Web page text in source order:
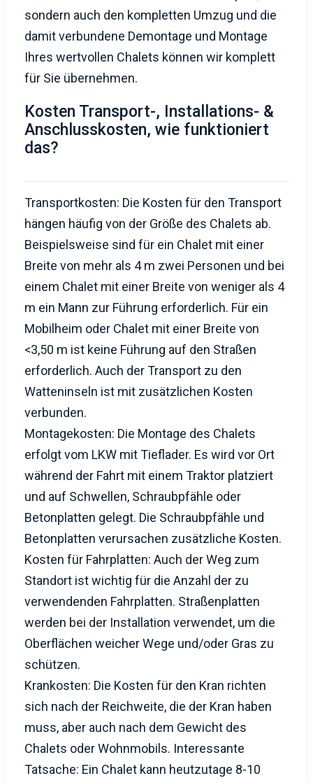
Ihres wertvollen Chalets können wir komplett
für Sie übernehmen.
Kosten Transport-, Installations- &
Anschlusskosten, wie funktioniert
das?
Transportkosten: Die Kosten für den Transport
hängen häufig von der Größe des Chalets ab.
Beispielsweise sind für ein Chalet mit einer
Breite von mehr als 4 m zwei Personen und bei
einem Chalet mit einer Breite von weniger als 4
m ein Mann zur Führung erforderlich. Für ein
Mobilheim oder Chalet mit einer Breite von
<3,50 m ist keine Führung auf den Straßen
erforderlich. Auch der Transport zu den
Watteninseln ist mit zusätzlichen Kosten
verbunden.
Montagekosten: Die Montage des Chalets
erfolgt vom LKW mit Tieflader. Es wird vor Ort
während der Fahrt mit einem Traktor platziert
und auf Schwellen, Schraubpfähle oder
Betonplatten gelegt. Die Schraubpfähle und
Betonplatten verursachen zusätzliche Kosten.
Kosten für Fahrplatten: Auch der Weg zum
Standort ist wichtig für die Anzahl der zu
verwendenden Fahrplatten. Straßenplatten
werden bei der Installation verwendet, um die
Oberflächen weicher Wege und/oder Gras zu
schützen.
Krankosten: Die Kosten für den Kran richten
sich nach der Reichweite, die der Kran haben
muss, aber auch nach dem Gewicht des
Chalets oder Wohnmobils. Interessante
Tatsache: Ein Chalet kann heutzutage 8-10
Tonnen wiegen.
Anschlusskosten: Nach der Platzierung Ihres